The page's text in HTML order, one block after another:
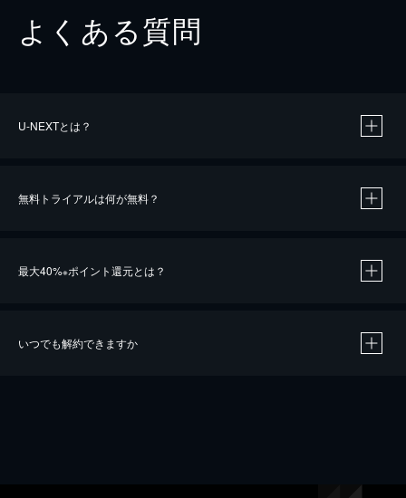
よくある質問
U-NEXTとは？
無料トライアルは何が無料？
最大40%※ポイント還元とは？
いつでも解約できますか